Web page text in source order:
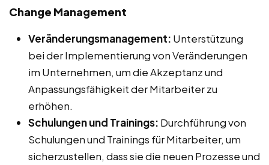
Change Management
Veränderungsmanagement: Unterstützung
bei der Implementierung von Veränderungen
im Unternehmen, um die Akzeptanz und
Anpassungsfähigkeit der Mitarbeiter zu
erhöhen.
Schulungen und Trainings: Durchführung von
Schulungen und Trainings für Mitarbeiter, um
sicherzustellen, dass sie die neuen Prozesse und